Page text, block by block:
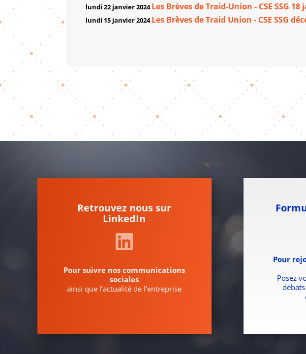
lundi 22 janvier 2024Les Brèves de Traid-Union - CSE SSG 18
lundi 15 janvier 2024Les Brèves de Traid Union - CSE SSG
Retrouvez nous sur
LinkedIn
Pour suivre nos communications
sociales
ainsi que l’actualité de l’entreprise
Pour
Posez